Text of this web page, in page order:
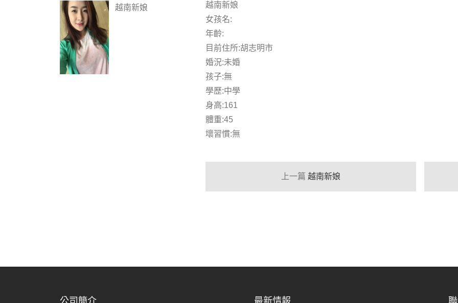
越南新娘
女孩名:
年齡:
目前住所:胡志明市
婚況:未婚
孩子:無
學歷:中學
身高:161
體重:45
壞習慣:無
上一篇 越南新娘
越南新娘
公司簡介 最新情報